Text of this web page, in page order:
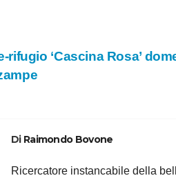
rifugio ‘Cascina Rosa’
Di Raimondo Bovone
Ricercatore instancabile della